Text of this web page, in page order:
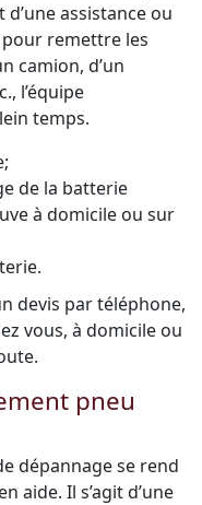
assistance ou
pour remettre les
camion, d’un
l’équipe
temps.
de la batterie
à domicile ou sur
devis par téléphone,
vous, à domicile ou
pneu
dépannage se rend
aide. Il s’agit d’une